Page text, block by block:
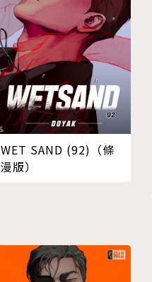
WET SAND (92)（條
漫版）